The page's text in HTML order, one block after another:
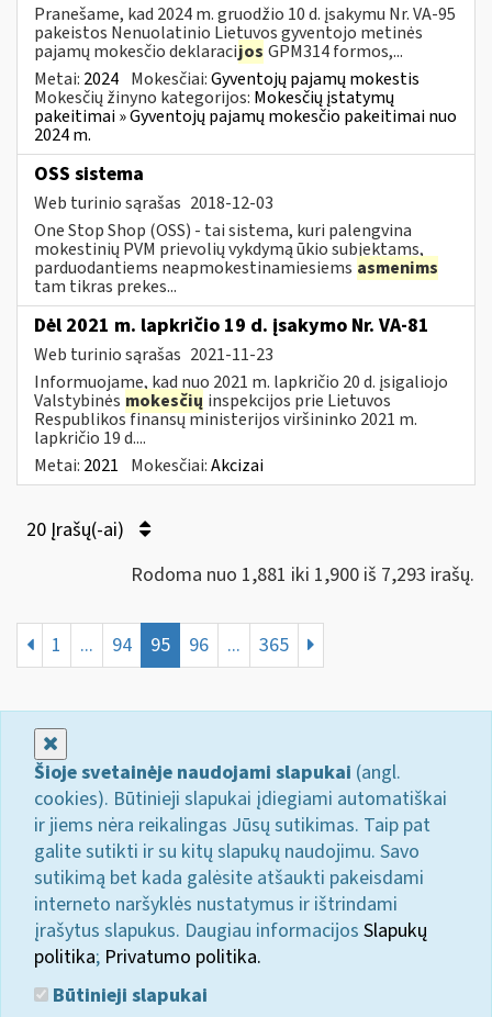
Pranešame, kad 2024 m. gruodžio 10 d. įsakymu Nr. VA-95
pakeistos Nenuolatinio Lietuvos gyventojo metinės
pajamų mokesčio deklaracijos GPM314 formos,...
Metai: 2024 Mokesčiai:Gyventojų pajamų mokestis
Mokesčių žinyno kategorijos: Mokesčių įstatymų
pakeitimai » Gyventojų pajamų mokesčio pakeitimai nuo
2024 m.
OSS sistema
Web turinio sąrašas 2018-12-03
One Stop Shop (OSS) - tai sistema, kuri palengvina
mokestinių PVM prievolių vykdymą ūkio subjektams,
parduodantiems neapmokestinamiesiems asmenims
tam tikras prekes...
Dėl 2021 m. lapkričio 19 d. įsakymo Nr. VA-81
Web turinio sąrašas 2021-11-23
Informuojame, kad nuo 2021 m. lapkričio 20 d. įsigaliojo
Valstybinės mokesčių inspekcijos prie Lietuvos
Respublikos finansų ministerijos viršininko 2021 m.
lapkričio 19 d....
Metai: 2021 Mokesčiai:Akcizai
20 Įrašų(-ai)
Rodoma nuo 1,881 iki 1,900 iš 7,293 irašų.
1 ... 94 95 96 ... 365
Šioje svetainėje naudojami slapukai (angl.
cookies). Būtinieji slapukai įdiegiami automatiškai
ir jiems nėra reikalingas Jūsų sutikimas. Taip pat
galite sutikti ir su kitų slapukų naudojimu. Savo
sutikimą bet kada galėsite atšaukti pakeisdami
interneto naršyklės nustatymus ir ištrindami
įrašytus slapukus. Daugiau informacijos Slapukų
politika; Privatumo politika.
Būtinieji slapukai